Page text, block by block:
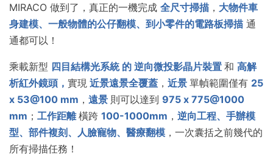
MIRACO 做到了，真正的一機完成 全尺寸掃描 ， 大物件車
身建模、一般物體的公仔翻模、到小零件的電路板掃描 通
通都可以！
乘載新型 四目結構光系統 的 逆向微投影晶片裝置 和 高解
析紅外鏡頭， 實現 近景遠景全覆蓋 ， 近景 單幀範圍僅有 25
x 53@100 mm ， 遠景 則可以達到 975 x 775@1000
mm ； 工作距離橫跨 100-1000mm ， 逆向工程、手辦模
型、部件複刻、人臉寵物、醫療翻模 ，一次囊括之前幾代的
所有掃描任務！